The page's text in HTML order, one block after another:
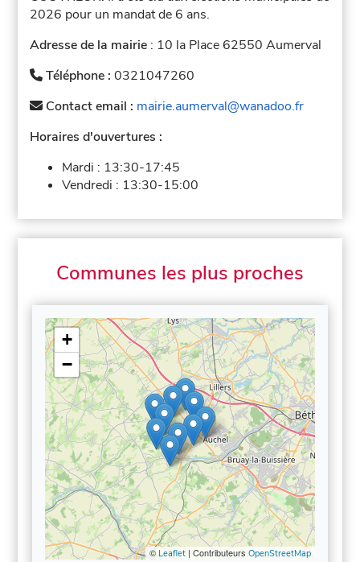
2026 pour un mandat de 6 ans.
Adresse de la mairie : 10 la Place 62550 Aumerval
Téléphone :0321047260
Contact email : mairie.aumerval@wanadoo.fr
Horaires d'ouvertures :
Mardi : 13:30-17:45
Vendredi : 13:30-15:00
Communes les plus proches
+
−
© Leaflet| Contributeurs OpenStreetMap